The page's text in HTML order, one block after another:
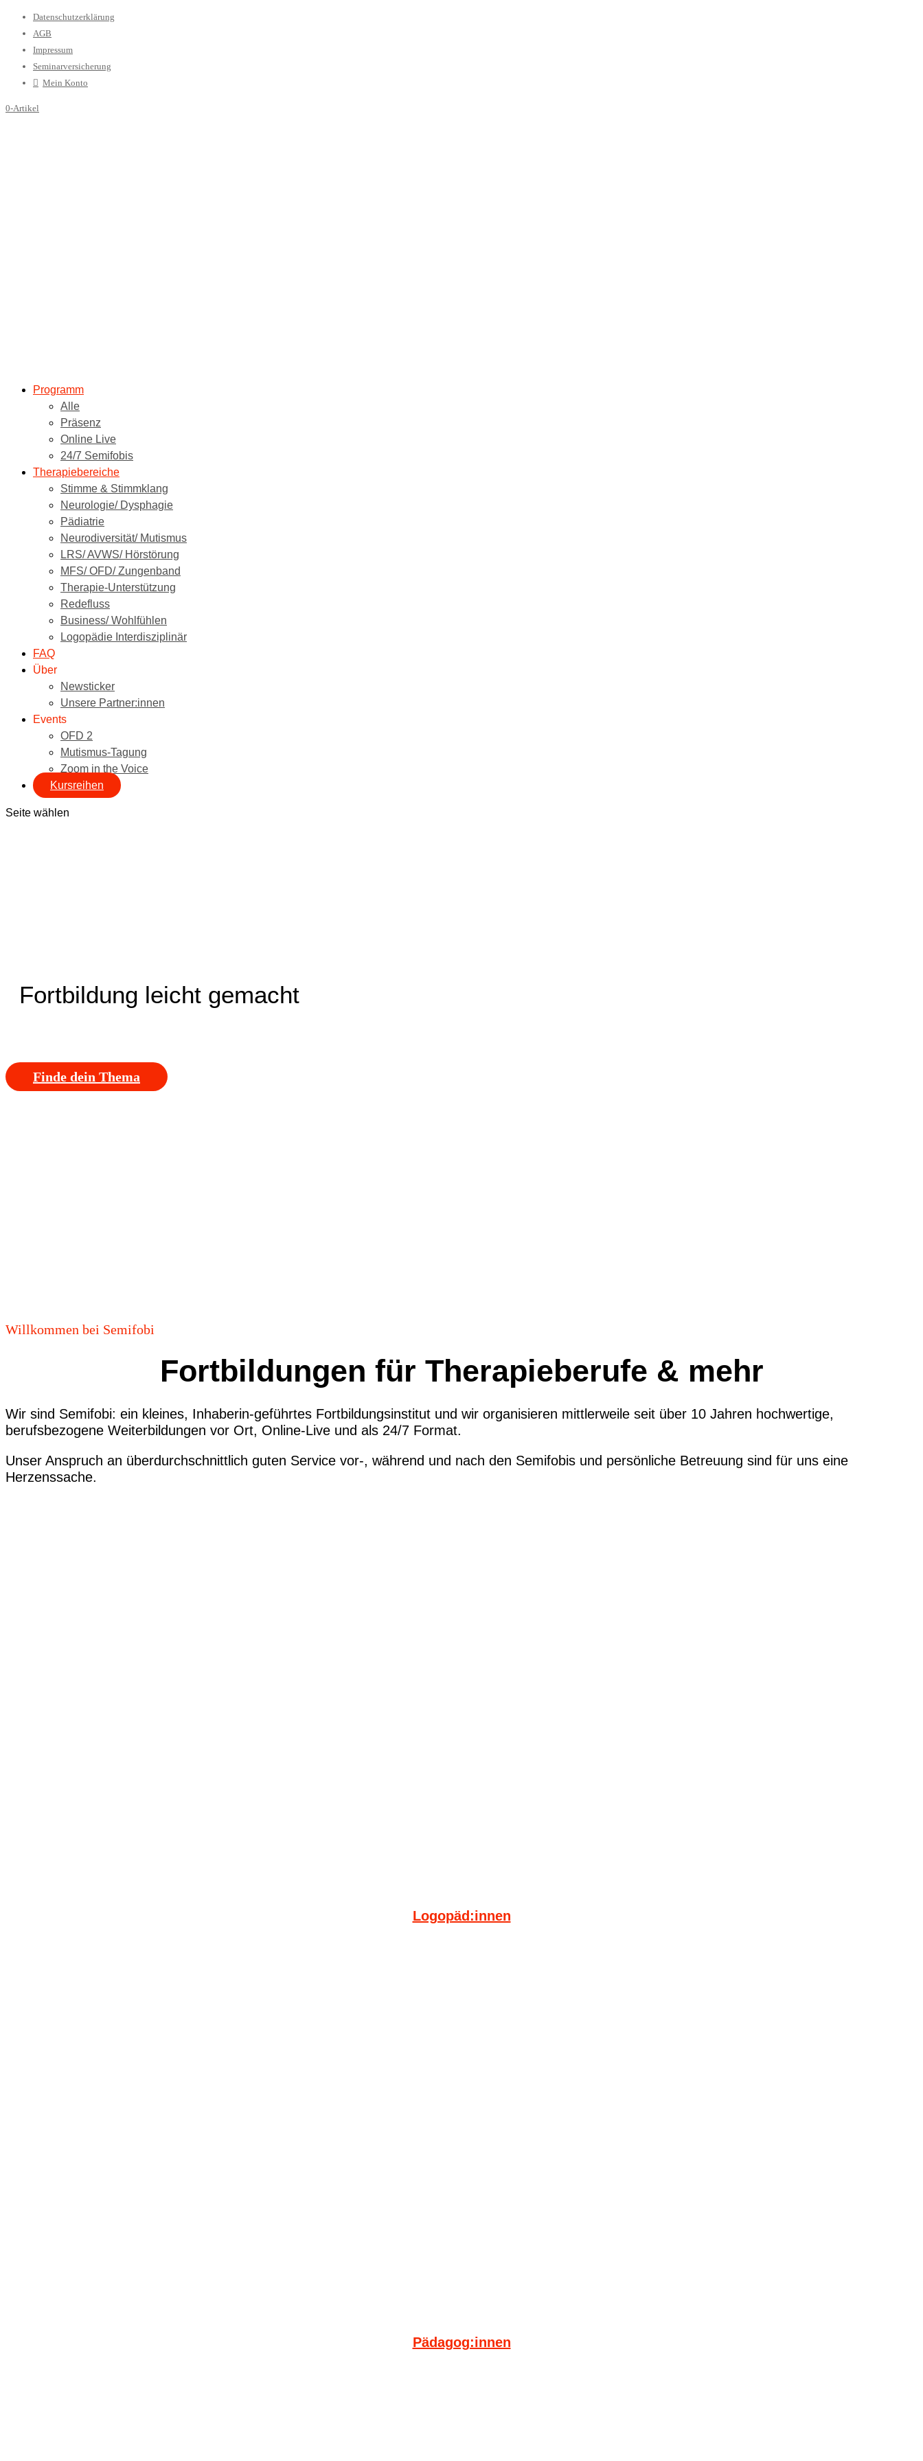
Datenschutzerklärung
AGB
Impressum
Seminarversicherung
Mein Konto
0-Artikel
Programm
Alle
Präsenz
Online Live
24/7 Semifobis
Therapiebereiche
Stimme & Stimmklang
Neurologie/ Dysphagie
Pädiatrie
Neurodiversität/ Mutismus
LRS/ AVWS/ Hörstörung
MFS/ OFD/ Zungenband
Therapie-Unterstützung
Redefluss
Business/ Wohlfühlen
Logopädie Interdisziplinär
FAQ
Über
Newsticker
Unsere Partner:innen
Events
OFD 2
Mutismus-Tagung
Zoom in the Voice
Kursreihen
Seite wählen
Fortbildung leicht gemacht
Finde dein Thema
Willkommen bei Semifobi
Fortbildungen für Therapieberufe & mehr
Wir sind Semifobi: ein kleines, Inhaberin-geführtes Fortbildungsinstitut und wir organisieren mittlerweile seit über 10 Jahren hochwertige,
berufsbezogene Weiterbildungen vor Ort, Online-Live und als 24/7 Format.
Unser Anspruch an überdurchschnittlich guten Service vor-, während und nach den Semifobis und persönliche Betreuung sind für uns eine
Herzenssache.
Logopäd:innen
Pädagog:innen